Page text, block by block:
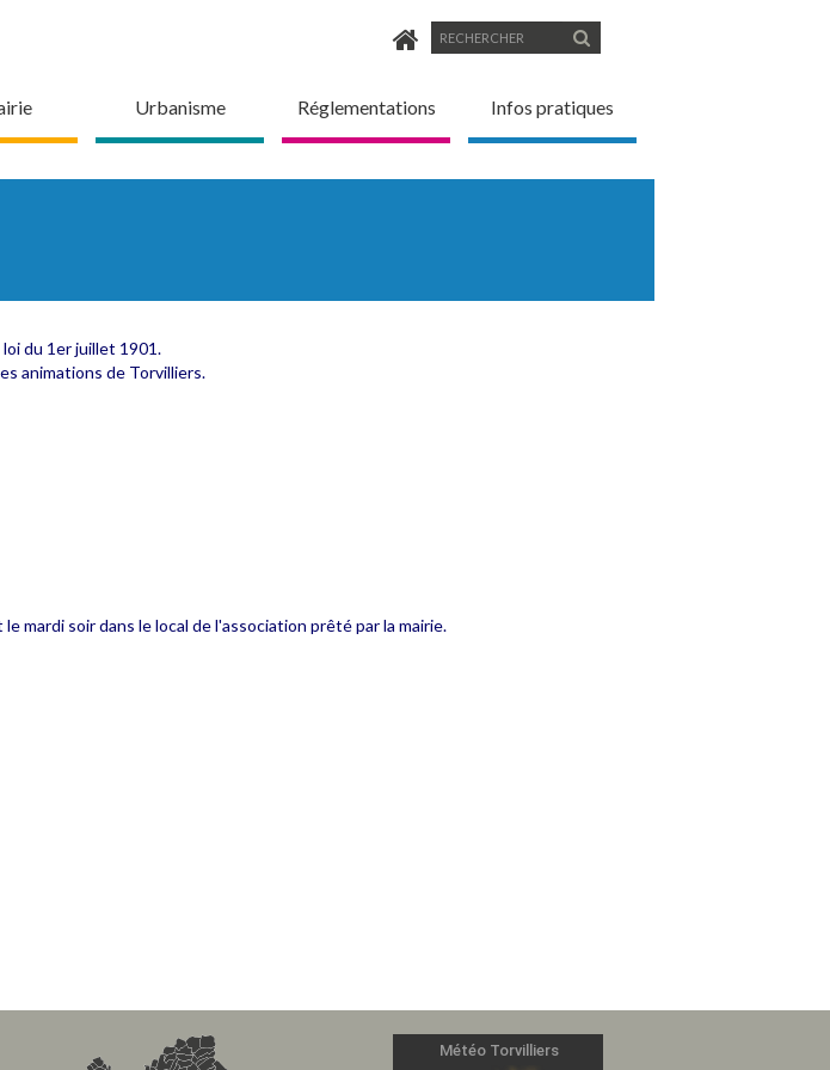
Formulaire
recherche
Urbanisme Réglementations Infos pratiques
du 1er juillet 1901.
animations de Torvilliers.
mardi soir dans le local de l'association prêté par la mairie.